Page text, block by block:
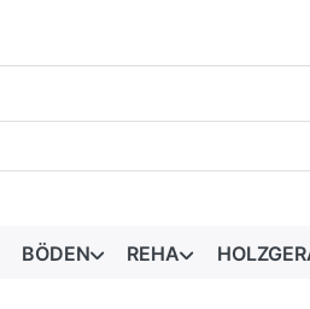
Während Sie tippen,
BÖDEN REHA